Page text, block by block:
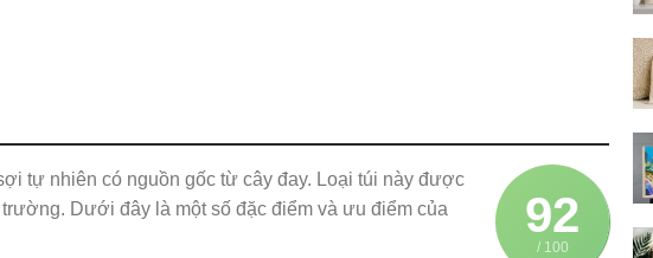
92
/ 100
tự nhiên có nguồn gốc từ cây đay. Loại túi này được
Dưới đây là một số đặc điểm và ưu điểm của